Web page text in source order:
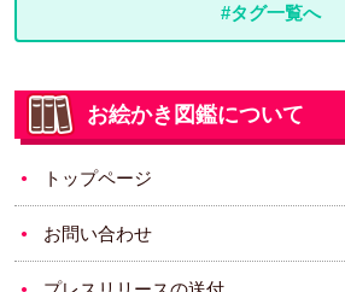
#タグ一覧へ
お絵かき図鑑について
トップページ
お問い合わせ